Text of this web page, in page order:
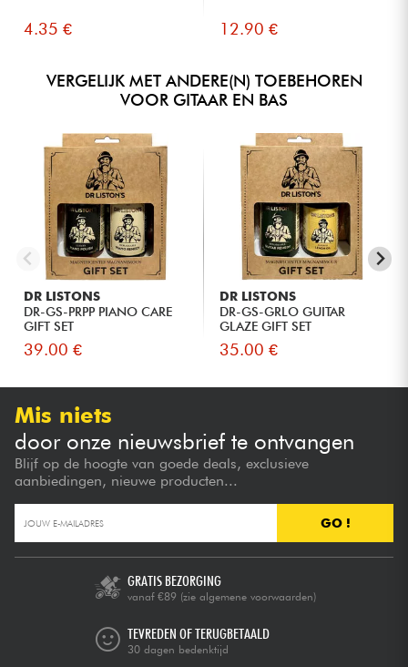
4.35 € 12.90 €
VERGELIJK MET ANDERE(N) TOEBEHOREN
VOOR GITAAR EN BAS
DR LISTONS
DR-GS-PRPP PIANO CARE
GIFT SET
39.00 €
DR LISTONS
DR-GS-GRLO GUITAR
GLAZE GIFT SET
35.00 €
Mis niets
door onze nieuwsbrief te ontvangen
Blijf op de hoogte van goede deals, exclusieve
aanbiedingen, nieuwe producten...
GO !
GRATIS BEZORGING
vanaf €89 (zie algemene voorwaarden)
TEVREDEN OF TERUGBETAALD
30 dagen bedenktijd